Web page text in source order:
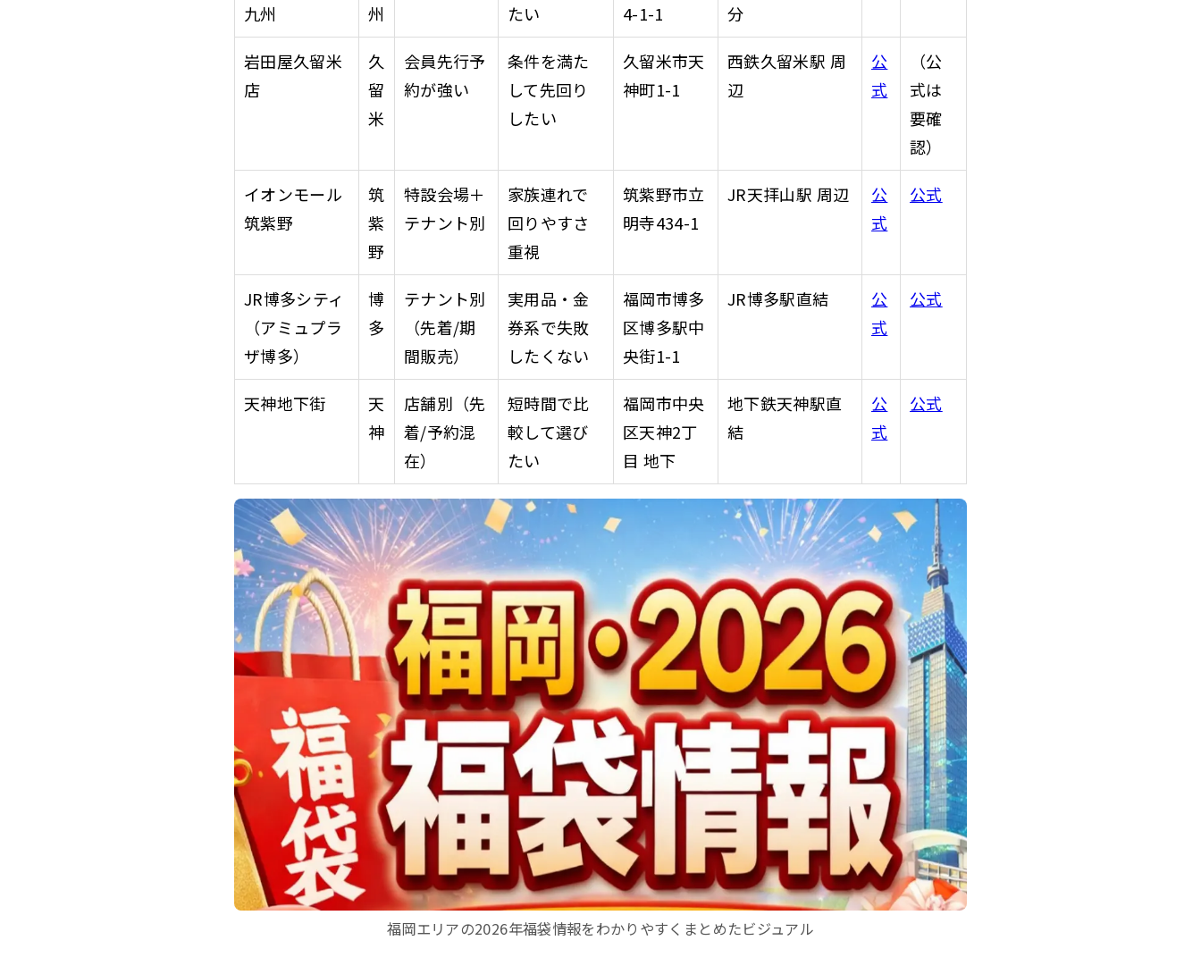
九州
州
たい
4-1-1
分
岩田屋久留米
店
久
留
米
会員先行予
約が強い
条件を満た
して先回り
したい
久留米市天
神町1-1
西鉄久留米駅 周
辺
公
式
（公
式は
要確
認）
イオンモール
筑紫野
筑
紫
野
特設会場＋
テナント別
家族連れで
回りやすさ
重視
筑紫野市立
明寺434-1
JR天拝山駅 周辺
公
式
公式
JR博多シティ
（アミュプラ
ザ博多）
博
多
テナント別
（先着/期
間販売）
実用品・金
券系で失敗
したくない
福岡市博多
区博多駅中
央街1-1
JR博多駅直結
公
式
公式
天神地下街
天
神
店舗別（先
着/予約混
在）
短時間で比
較して選び
たい
福岡市中央
区天神2丁
目 地下
地下鉄天神駅直
結
公
式
公式
福岡エリアの2026年福袋情報をわかりやすくまとめたビジュアル